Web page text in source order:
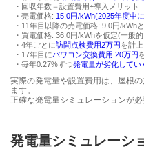
・回収年数＝設置費用÷導入メリット
・売電価格: 15.0円/kWh(2025年度中
・11年目以降の売電価格: 9.0円/kWhと
・買電価格: 36.0円/kWhを仮定(一般
・4年ごとに訪問点検費用2万円を計上
・17年目にパワコン交換費用 20万円
・毎年0.27%ずつ発電量が劣化してい
実際の発電量や設置費用は、屋根
ます。
正確な発電量シミュレーションが必
発電量シミュレーシ